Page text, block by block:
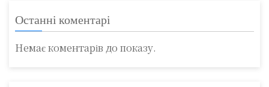
Останні коментарі
Немає коментарів до показу.